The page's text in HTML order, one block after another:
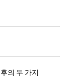
의 두 가지